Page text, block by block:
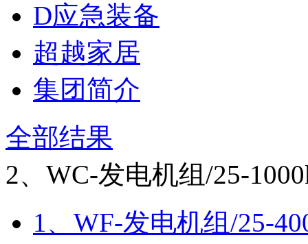
D应急装备
超越家居
集团简介
全部结果
2、WC-发电机组/25-
1、WF-发电机组/25-